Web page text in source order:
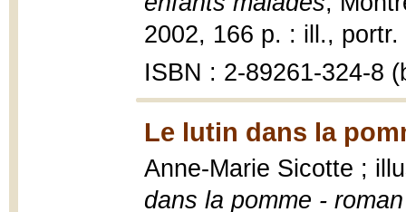
2002, 166 p. : ill.,
ISBN : 2-89261-324-8
Le lutin dans la
Anne-Marie Sicotte ;
dans la pomme -